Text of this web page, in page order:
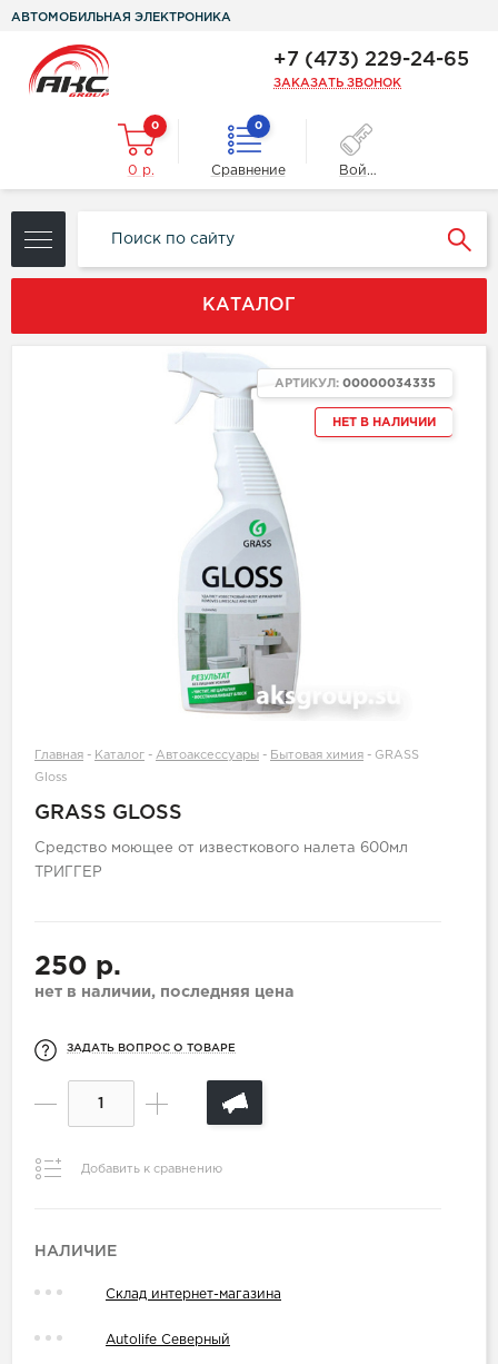
АВТОМОБИЛЬНАЯ ЭЛЕКТРОНИКА
+7 (473) 229-24-65
ЗАКАЗАТЬ ЗВОНОК
0
0 р.
0
Сравнение Войти
КАТАЛОГ
НЕТ В НАЛИЧИИ
АРТИКУЛ: 00000034335
Главная - Каталог - Автоаксессуары - Бытовая химия - GRASS
Gloss
GRASS GLOSS
Средство моющее от известкового налета 600мл
ТРИГГЕР
250 р.
нет в наличии, последняя цена
ЗАДАТЬ ВОПРОС О ТОВАРЕ
Добавить к сравнению
НАЛИЧИЕ
Склад интернет-магазина
Autolife Северный